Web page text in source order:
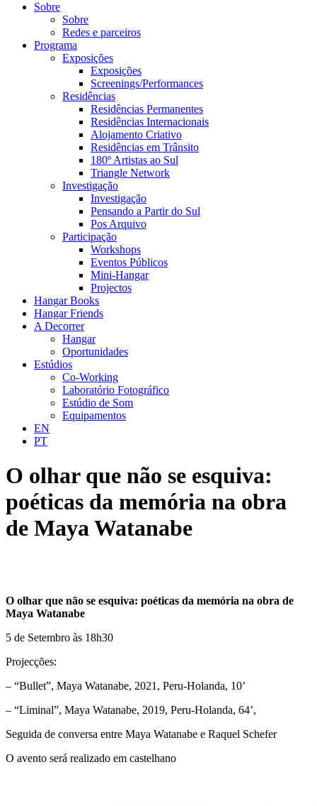
Sobre
Sobre
Redes e parceiros
Programa
Exposições
Exposições
Screenings/Performances
Residências
Residências Permanentes
Residências Internacionais
Alojamento Criativo
Residências em Trânsito
180º Artistas ao Sul
Triangle Network
Investigação
Investigação
Pensando a Partir do Sul
Pos Arquivo
Participação
Workshops
Eventos Públicos
Mini-Hangar
Projectos
Hangar Books
Hangar Friends
A Decorrer
Hangar
Oportunidades
Estúdios
Co-Working
Laboratório Fotográfico
Estúdio de Som
Equipamentos
EN
PT
O olhar que não se esquiva:
poéticas da memória na obra
de Maya Watanabe
O olhar que não se esquiva: poéticas da memória na obra de
Maya Watanabe
5 de Setembro às 18h30
Projecções:
– “Bullet”, Maya Watanabe, 2021, Peru-Holanda, 10’
– “Liminal”, Maya Watanabe, 2019, Peru-Holanda, 64’,
Seguida de conversa entre Maya Watanabe e Raquel Schefer
O avento será realizado em castelhano